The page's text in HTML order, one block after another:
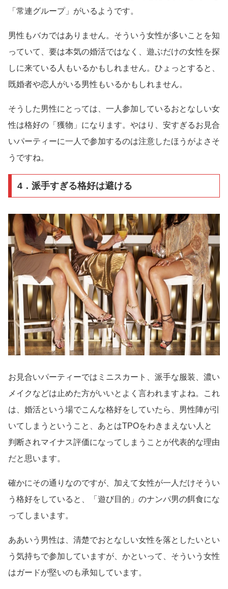
「常連グループ」がいるようです。
男性もバカではありません。そういう女性が多いことを知
っていて、要は本気の婚活ではなく、遊ぶだけの女性を探
しに来ている人もいるかもしれません。ひょっとすると、
既婚者や恋人がいる男性もいるかもしれません。
そうした男性にとっては、一人参加しているおとなしい女
性は格好の「獲物」になります。やはり、安すぎるお見合
いパーティーに一人で参加するのは注意したほうがよさそ
うですね。
4．派手すぎる格好は避ける
お見合いパーティーではミニスカート、派手な服装、濃い
メイクなどは止めた方がいいとよく言われますよね。これ
は、婚活という場でこんな格好をしていたら、男性陣が引
いてしまうということ、あとはTPOをわきまえない人と
判断されマイナス評価になってしまうことが代表的な理由
だと思います。
確かにその通りなのですが、加えて女性が一人だけそうい
う格好をしていると、「遊び目的」のナンパ男の餌食にな
ってしまいます。
ああいう男性は、清楚でおとなしい女性を落としたいとい
う気持ちで参加していますが、かといって、そういう女性
はガードが堅いのも承知しています。